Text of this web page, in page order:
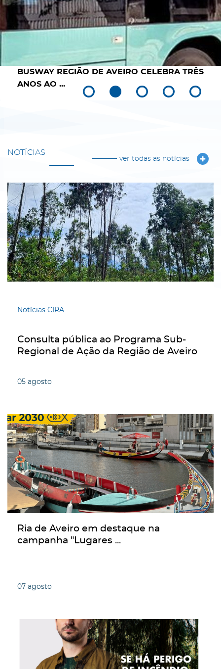
BUSWAY REGIÃO DE AVEIRO CELEBRA TRÊS
ANOS AO ...
NOTÍCIAS
ver todas as notícias
Notícias CIRA
Consulta pública ao Programa Sub-
Regional de Ação da Região de Aveiro
05 agosto
Ria de Aveiro em destaque na
campanha "Lugares ...
07 agosto